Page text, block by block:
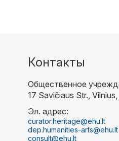
Контакты
Общественное
17 Savičiaus Str.,
Эл. адрес:
curator.heritage@ehu.lt
dep.humanities-arts@ehu.lt
consult@ehu.lt